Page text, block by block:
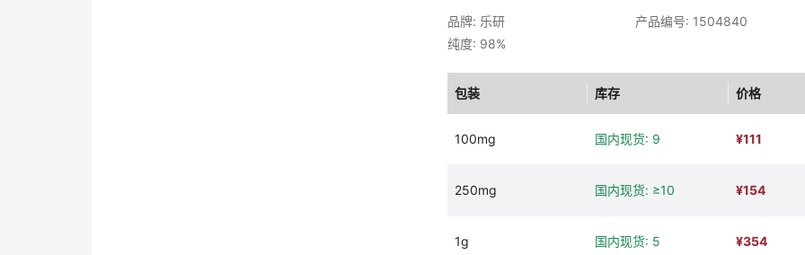
品牌: 乐研 产品编号: 1504840
纯度: 98%
包装 库存 价格
100mg 国内现货: 9 ¥111
250mg 国内现货: ≥10 ¥154
1g 国内现货: 5 ¥354